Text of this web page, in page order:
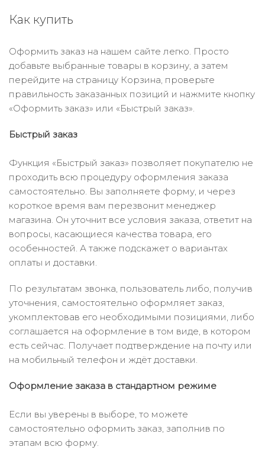
Как купить
Оформить заказ на нашем сайте легко. Просто
добавьте выбранные товары в корзину, а затем
перейдите на страницу Корзина, проверьте
правильность заказанных позиций и нажмите кнопку
«Оформить заказ» или «Быстрый заказ».
Быстрый заказ
Функция «Быстрый заказ» позволяет покупателю не
проходить всю процедуру оформления заказа
самостоятельно. Вы заполняете форму, и через
короткое время вам перезвонит менеджер
магазина. Он уточнит все условия заказа, ответит на
вопросы, касающиеся качества товара, его
особенностей. А также подскажет о вариантах
оплаты и доставки.
По результатам звонка, пользователь либо, получив
уточнения, самостоятельно оформляет заказ,
укомплектовав его необходимыми позициями, либо
соглашается на оформление в том виде, в котором
есть сейчас. Получает подтверждение на почту или
на мобильный телефон и ждёт доставки.
Оформление заказа в стандартном режиме
Если вы уверены в выборе, то можете
самостоятельно оформить заказ, заполнив по
этапам всю форму.